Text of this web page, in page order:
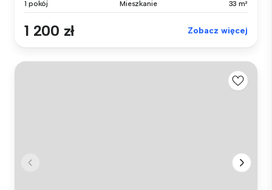
1 pokój Mieszkanie 33 m²
1 200 zł Zobacz więcej